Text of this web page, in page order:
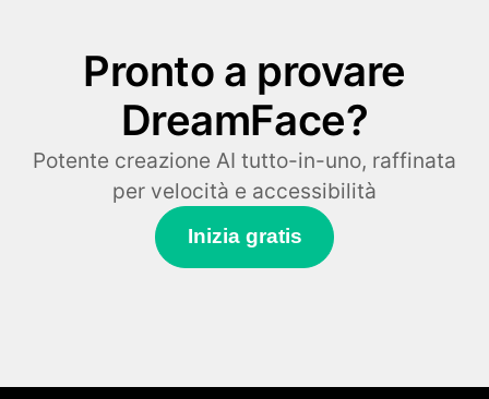
Pronto a provare
DreamFace?
Potente creazione AI tutto-in-uno, raffinata
per velocità e accessibilità
Inizia gratis